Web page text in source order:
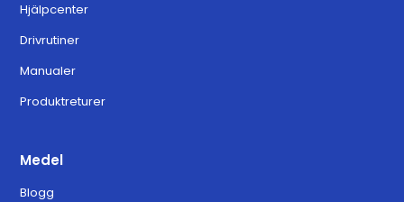
Hjälpcenter
Drivrutiner
Manualer
Produktreturer
Medel
Blogg